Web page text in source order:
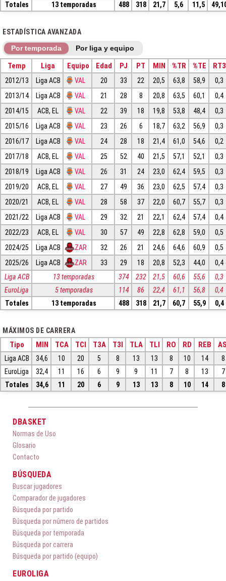
Totales
13 temporadas 488 318 21,7 5,6 11,5
ESTADÍSTICA AVANZADA
Por temporada Por liga y equipo
Temp Liga Equipo Edad PJ PT MIN %TR %TE RT3
2012/13 Liga ACB VAL 20 33 22 20,5 63,8 58,9
0,3
2013/14
Liga ACB VAL 21 28 8 20,8 63,5 60,1
0,4
2014/15
ACB, EL VAL 22 39 18 19,8 53,8 48,4
0,3
2015/16
Liga ACB VAL 23 26 6 18,7 63,2 56,9
0,3
2016/17
Liga ACB VAL 24 28 18 21,4 61,0 54,6
0,2
2017/18
ACB, EL VAL 25 52 40 21,5 57,1 52,1
0,3
2018/19
Liga ACB VAL 26 31 24 23,0 62,4 59,5
0,3
2019/20
ACB, EL VAL 27 49 36 23,0 62,5 57,4
0,3
2020/21
ACB, EL VAL 28 58 37 22,0 60,7 55,7
0,3
2021/22
Liga ACB VAL 29 32 21 22,1 62,4 57,4
0,4
2022/23
ACB, EL VAL 30 57 49 22,8 62,8 59,0
0,5
2024/25
Liga ACB ZAR 32 26 21 24,6 64,6 60,9
0,5
2025/26
Liga ACB ZAR 33 29 18 20,8 52,3 44,0
0,4
Liga ACB
13 temporadas 374 232 21,5 60,6 55,6
0,3
EuroLiga
5 temporadas 114 86 22,4 61,1 56,8
0,4
Totales
13 temporadas 488 318 21,7 60,7 55,9 0,4
MÁXIMOS DE CARRERA
Tipo MIN TCA TCI T3A T3I TLA TLI RO RD REB
Liga ACB 34,6 10 20 5 8 13 13 8 10 14
8
EuroLiga
32,4 11 16 6 9 9 11 7 8 13
7
Totales
34,6 11 20 6 9 13 13 8 10 14 8
DBASKET
Normas de Uso
Glosario
Contacto
BÚSQUEDA
Buscar jugadores
Comparador de jugadores
Búsqueda por partido
Búsqueda por número de partidos
Búsqueda por temporada
Búsqueda por carrera
Búsqueda por partido (equipo)
EUROLIGA